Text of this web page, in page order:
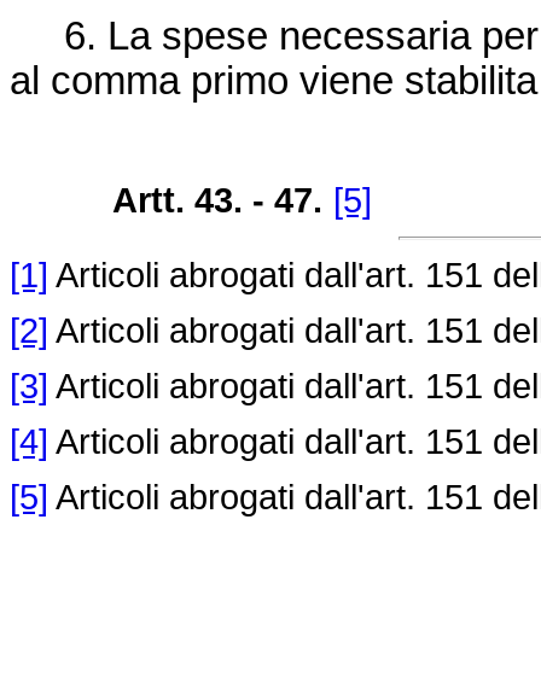
6. La spese necessaria per
al comma primo viene
Artt. 43. - 47. [5]
[1] Articoli abrogati dall'art. 151
[2] Articoli abrogati dall'art. 151
[3] Articoli abrogati dall'art. 151
[4] Articoli abrogati dall'art. 151
[5] Articoli abrogati dall'art. 151